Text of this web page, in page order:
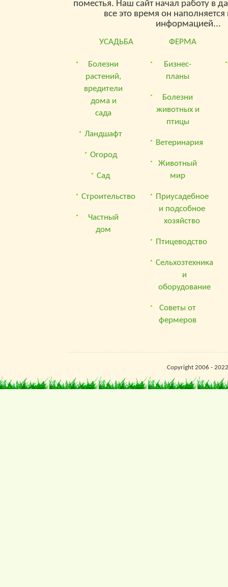
поместья. Наш сайт начал работу в
все это время он
информацией...
УСАДЬБА
Болезни
растений,
вредители
дома и
сада
Ландшафт
Огород
Сад
Строительство
Частный
дом
ФЕРМА
Бизнес-
планы
Болезни
животных и
птицы
Ветеринария
Животный
мир
Приусадебное
и подсобное
хозяйство
Птицеводство
Сельхозтехника
и
оборудование
Советы от
фермеров
Copyright 2006 -